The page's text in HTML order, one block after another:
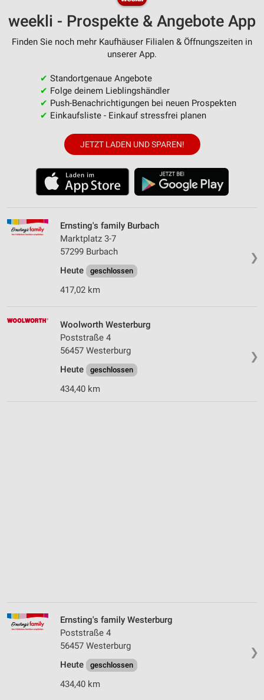
weekli - Prospekte & Angebote App
Finden Sie noch mehr Kaufhäuser Filialen & Öffnungszeiten in
unserer App.
✔ Standortgenaue Angebote
✔ Folge deinem Lieblingshändler
✔ Push-Benachrichtigungen bei neuen Prospekten
✔ Einkaufsliste - Einkauf stressfrei planen
JETZT LADEN UND SPAREN!
❯
Ernsting's family Burbach
Marktplatz 3-7
57299 Burbach
Heute
geschlossen
417,02 km
❯
Woolworth Westerburg
Poststraße 4
56457 Westerburg
Heute
geschlossen
434,40 km
❯
Ernsting's family Westerburg
Poststraße 4
56457 Westerburg
Heute
geschlossen
434,40 km